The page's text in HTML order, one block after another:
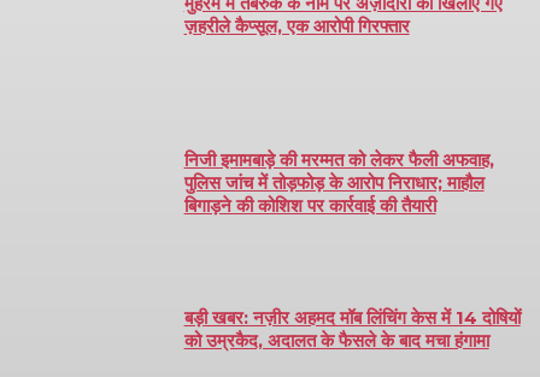
ज़हरीले कैप्सूल, एक आरोपी गिरफ्तार
निजी इमामबाड़े की मरम्मत को लेकर फैली अफवाह,
पुलिस जांच में तोड़फोड़ के आरोप निराधार; माहौल
बिगाड़ने की कोशिश पर कार्रवाई की तैयारी
बड़ी खबर: नज़ीर अहमद मॉब लिंचिंग केस में 14 दोषियों
को उम्रकैद, अदालत के फैसले के बाद मचा हंगामा